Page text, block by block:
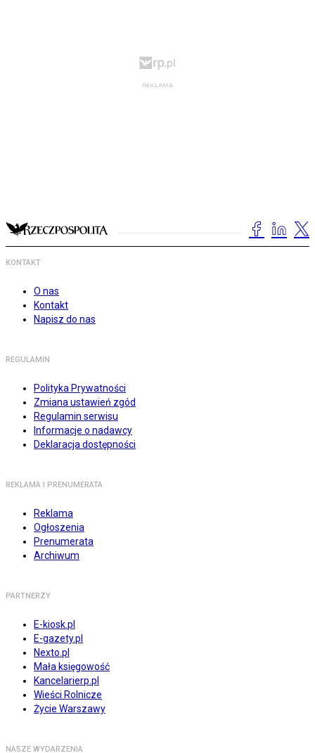
KONTAKT
O nas
Kontakt
Napisz do nas
REGULAMIN
Polityka Prywatności
Zmiana ustawień zgód
Regulamin serwisu
Informacje o nadawcy
Deklaracja dostępności
REKLAMA I PRENUMERATA
Reklama
Ogłoszenia
Prenumerata
Archiwum
PARTNERZY
E-kiosk.pl
E-gazety.pl
Nexto.pl
Mała księgowość
Kancelarierp.pl
Wieści Rolnicze
Życie Warszawy
NASZE WYDARZENIA